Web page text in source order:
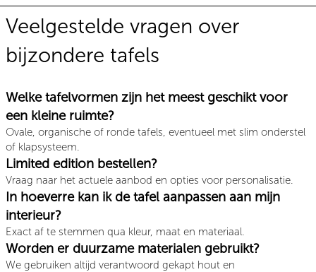
Veelgestelde vragen over
bijzondere tafels
Welke tafelvormen zijn het meest geschikt voor
een kleine ruimte?
Ovale, organische of ronde tafels, eventueel met slim onderstel
of klapsysteem.
Limited edition bestellen?
Vraag naar het actuele aanbod en opties voor personalisatie.
In hoeverre kan ik de tafel aanpassen aan mijn
interieur?
Exact af te stemmen qua kleur, maat en materiaal.
Worden er duurzame materialen gebruikt?
We gebruiken altijd verantwoord gekapt hout en